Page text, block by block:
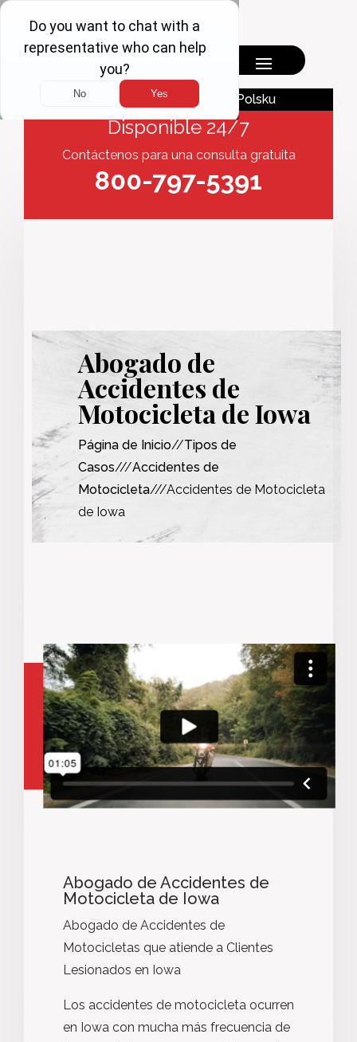
Polsku
English
Disponible 24/7
Contáctenos para una consulta gratuita
800-797-5391
Abogado de
Accidentes de
Motocicleta de Iowa
Página de Inicio//Tipos de
Casos///Accidentes de
Motocicleta///Accidentes de Motocicleta
de Iowa
Abogado de Accidentes de
Motocicleta de Iowa
Abogado de Accidentes de
Motocicletas que atiende a Clientes
Lesionados en Iowa
Los accidentes de motocicleta ocurren
en Iowa con mucha más frecuencia de